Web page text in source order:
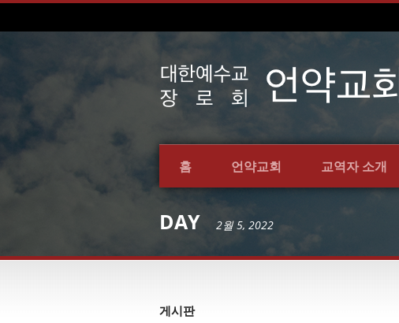
홈 언약교회 교역자 소개
DAY 2월 5, 2022
게시판